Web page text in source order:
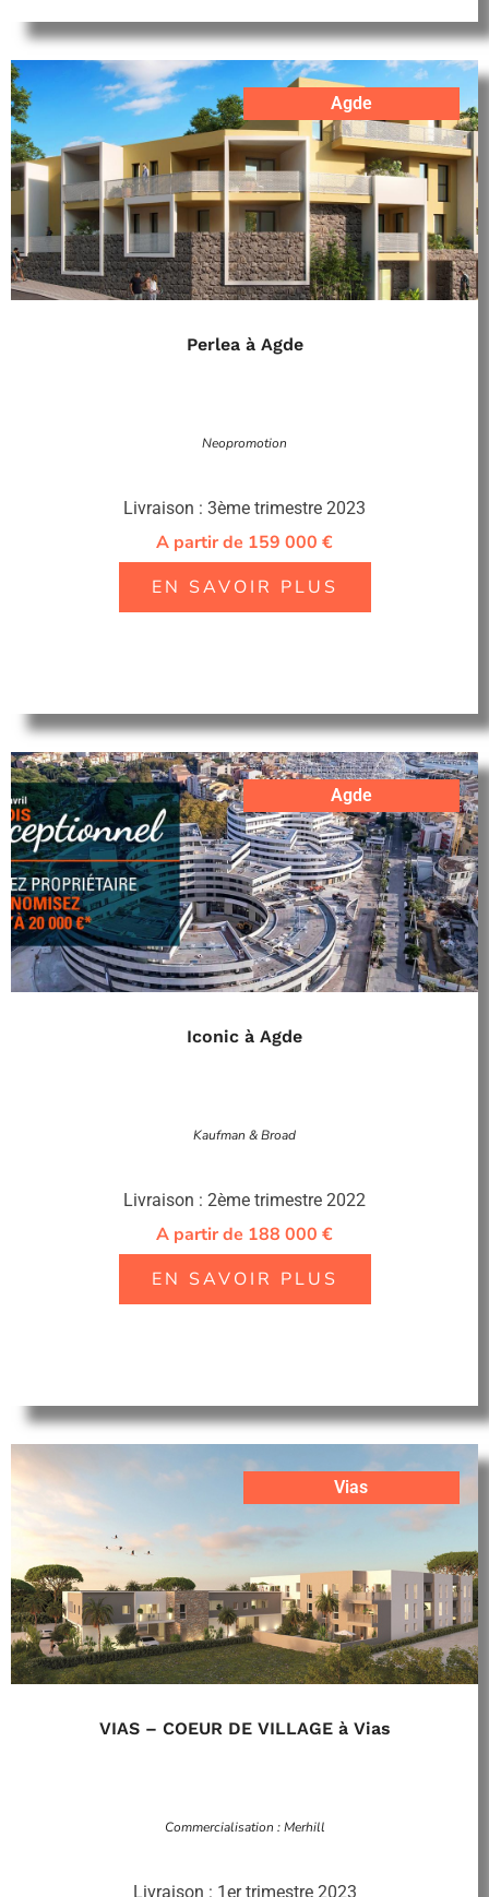
Agde
Perlea à Agde
Neopromotion
Livraison : 3ème trimestre 2023
A partir de 159 000 €
EN SAVOIR PLUS
Agde
Iconic à Agde
Kaufman & Broad
Livraison : 2ème trimestre 2022
A partir de 188 000 €
EN SAVOIR PLUS
Vias
VIAS – COEUR DE VILLAGE à Vias
Commercialisation : Merhill
Livraison : 1er trimestre 2023